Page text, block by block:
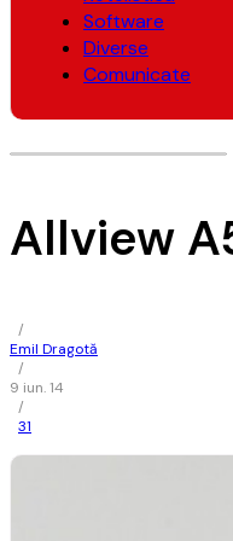
Software
Diverse
Comunicate
Allview
/
Emil Dragotă
/
9 iun. 14
/
31